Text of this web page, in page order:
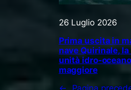
26 Luglio 2026
Prima uscita in
nave Quirinale, la
unità idro-
maggiore
←
Pagina